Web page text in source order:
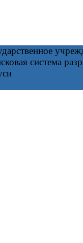
система